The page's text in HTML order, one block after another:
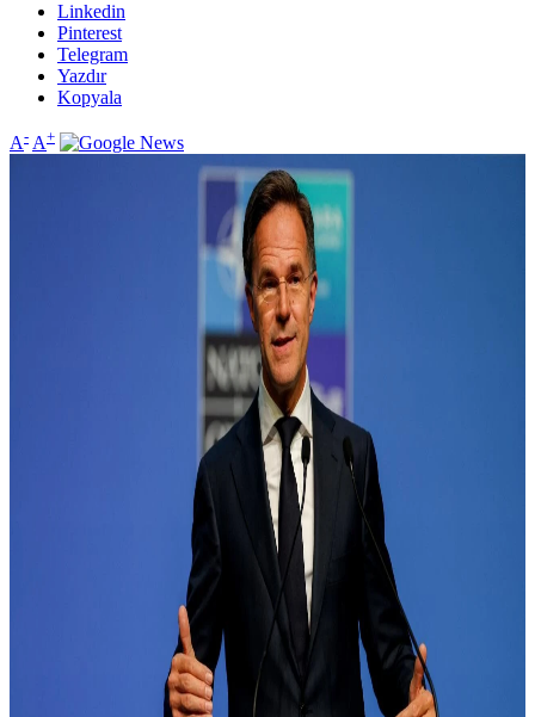
Linkedin
Pinterest
Telegram
Yazdır
Kopyala
A- A+